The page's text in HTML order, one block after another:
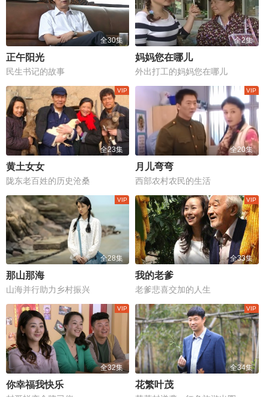
全30集
正午阳光
民生书记的故事
全2集
妈妈您在哪儿
外出打工的妈妈您在哪儿
全23集
黄土女女
陇东老百姓的历史沧桑
全20集
月儿弯弯
西部农村农民的生活
全28集
那山那海
山海并行助力乡村振兴
全33集
我的老爹
老爹悲喜交加的人生
全32集
你幸福我快乐
全34集
花繁叶茂